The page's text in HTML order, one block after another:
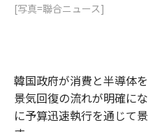
[写真=聯合ニュース]
韓国政府が消費と半導体
景気回復の流れが明確に
に予算迅速執行を通じて